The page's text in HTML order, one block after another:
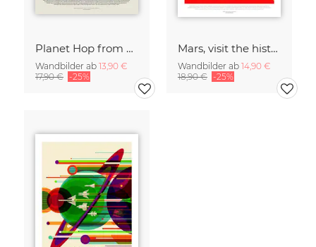
Planet Hop from Trappist-1e, Best Hab Zone Vacation
Wandbilder ab 13,90 €
17,90 € -25%
Mars, visit the historic sites
Wandbilder ab 14,90 €
18,90 € -25%